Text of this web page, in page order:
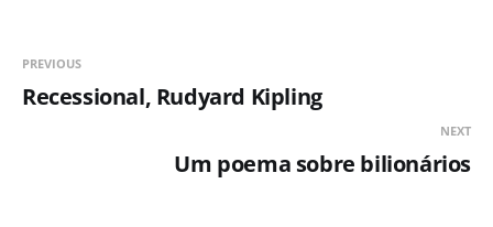
em incluir tradutores em equipes de
acadêmico ainda parece
PREVIOUS
Recessional, Rudyard Kipling
NEXT
Um poema sobre bilionários